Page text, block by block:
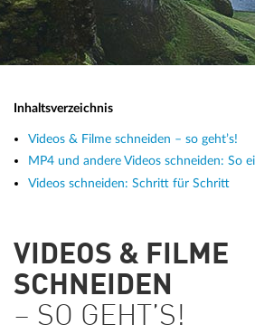
Inhaltsverzeichnis
Videos & Filme schneiden – so geht’s!
MP4 und andere Videos schneiden: So
Videos schneiden: Schritt für Schritt
VIDEOS & FILME
SCHNEIDEN
– SO GEHT’S!